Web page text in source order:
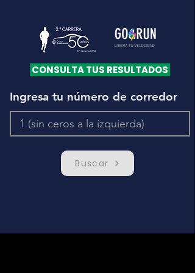
CONSULTA TUS RESULTADOS
Ingresa tu número de corredor
Buscar